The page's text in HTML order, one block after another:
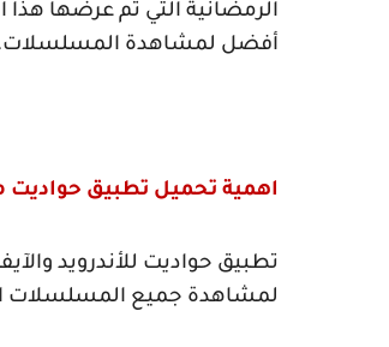
الرمضانية التي تم عرضها
أفضل لمشاهدة المسلسلات.
اهمية تحميل تطبيق
تطبيق حواديت للأندرويد
لمشاهدة جميع المسلسلات